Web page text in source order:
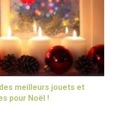
meilleurs jouets et
pour Noël !